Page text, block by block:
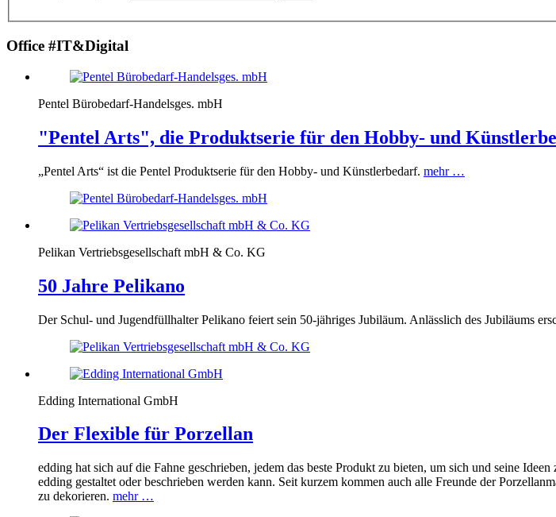
Office #IT&Digital
Pentel Bürobedarf-Handelsges. mbH
"Pentel Arts", die Produktserie für den Hobby- und
„Pentel Arts“ ist die Pentel Produktserie für den Hobby- und Künstlerbedarf. mehr …
Pelikan Vertriebsgesellschaft mbH & Co. KG
50 Jahre Pelikano
Der Schul- und Jugendfüllhalter Pelikano feiert sein 50-jähriges Jubiläum. Anlässlich des Jubiläums
Edding International GmbH
Der Flexible für Porzellan
edding hat sich auf die Fahne geschrieben, jedem das beste Produkt zu bieten, um sich und seine
edding gestaltet oder beschrieben werden kann. Seit kurzem kommen auch alle Freunde der
zu dekorieren. mehr …